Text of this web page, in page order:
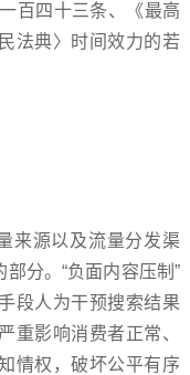
百四十三条、《最高
法典〉时间效力的若
来源以及流量分发渠
分。“负面内容压制”
段人为干预搜索结果
重影响消费者正常、
情权，破坏公平有序